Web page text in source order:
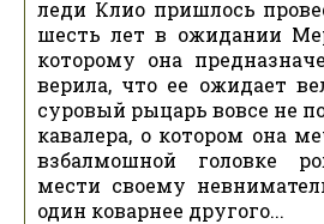
леди Клио пришлось
шесть лет в ожидании
которому она
верила, что ее ожидает
суровый рыцарь вовсе не
кавалера, о котором она
взбалмошной головке
мести своему
один коварнее другого...